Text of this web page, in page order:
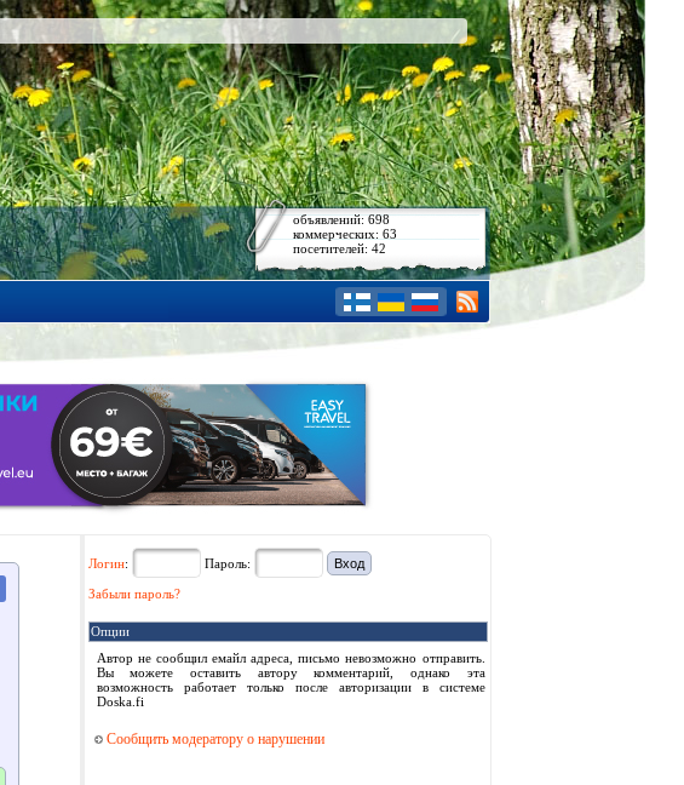
объявлений: 698
коммерческих: 63
посетителей: 42
Логин: Пароль:
Забыли пароль?
Опции
Автор не сообщил емайл адреса, письмо невозможно отправить.
Вы можете оставить автору комментарий, однако эта
возможность работает только после авторизации в системе
Doska.fi
Сообщить модератору о нарушении